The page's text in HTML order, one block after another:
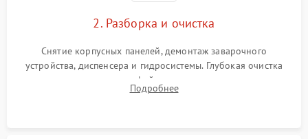
2. Разборка и очистка
Снятие корпусных панелей, демонтаж заварочного
устройства, диспенсера и гидросистемы. Глубокая очистка
внутренних узлов от кофейных масел, жмыха и накипи.
Промывка дренажных каналов и фильтров с использованием
Подробнее